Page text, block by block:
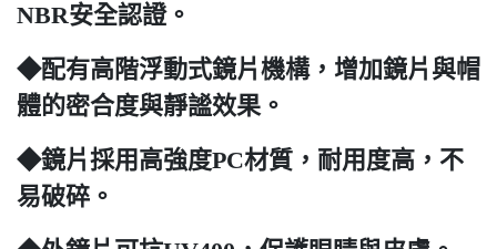
NBR安全認證。
◆配有高階浮動式鏡片機構，增加鏡片與帽
體的密合度與靜謐效果。
◆鏡片採用高強度PC材質，耐用度高，不
易破碎。